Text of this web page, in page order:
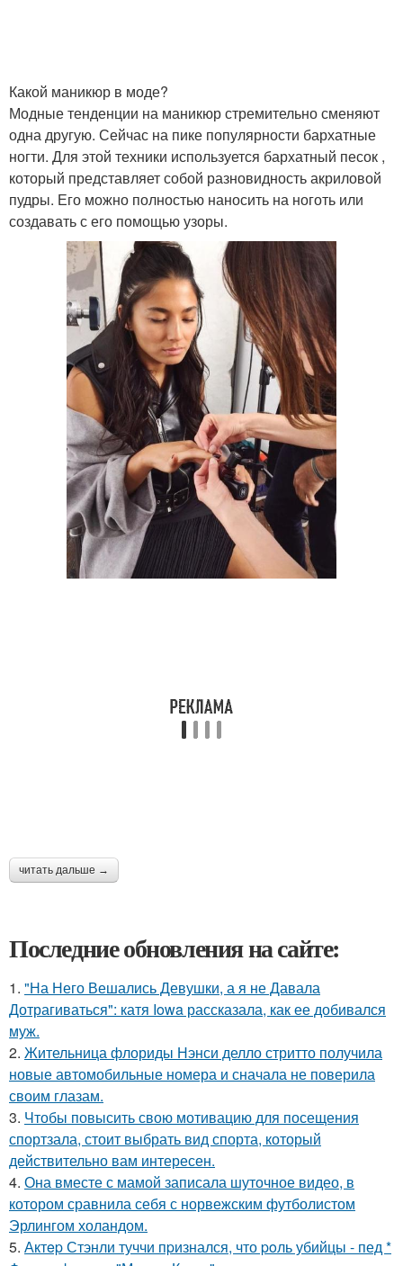
Какой маникюр в моде?
Модные тенденции на маникюр стремительно сменяют
одна другую. Сейчас на пике популярности бархатные
ногти. Для этой техники используется бархатный песок ,
который представляет собой разновидность акриловой
пудры. Его можно полностью наносить на ноготь или
создавать с его помощью узоры.
читать дальше →
Последние обновления на сайте:
1. "На Него Вешались Девушки, а я не Давала
Дотрагиваться": катя Iowa рассказала, как ее добивался
муж.
2. Жительница флориды Нэнси делло стритто получила
новые автомобильные номера и сначала не поверила
своим глазам.
3. Чтобы повысить свою мотивацию для посещения
спортзала, стоит выбрать вид спорта, который
действительно вам интересен.
4. Она вместе с мамой записала шуточное видео, в
котором сравнила себя с норвежским футболистом
Эрлингом холандом.
5. Актep Стэнли туччи пpизнался, что poль убийцы - пед *